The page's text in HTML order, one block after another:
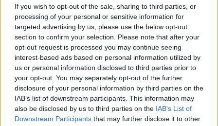
If you wish to opt-out of the sale, sharing to third parties, or
processing of your personal or sensitive information for
targeted advertising by us, please use the below opt-out
section to confirm your selection. Please note that after your
opt-out request is processed you may continue seeing
interest-based ads based on personal information utilized by
us or personal information disclosed to third parties prior to
your opt-out. You may separately opt-out of the further
disclosure of your personal information by third parties on the
IAB’s list of downstream participants. This information may
also be disclosed by us to third parties on the IAB’s List of
Downstream Participants that may further disclose it to other